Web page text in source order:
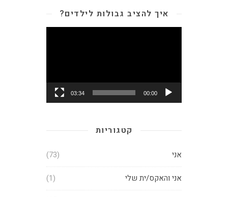
איך להציב גבולות לילדים?
נגן
00:00
03:34
קטגוריות
אני (73)
אני והאקס/ית שלי (1)